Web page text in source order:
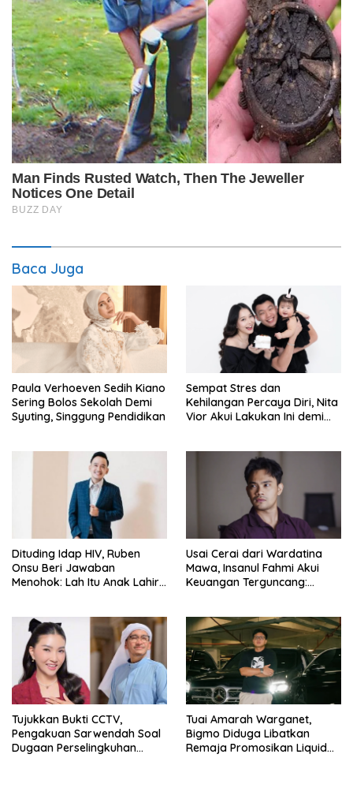
Baca Juga
Paula Verhoeven Sedih Kiano
Sering Bolos Sekolah Demi
Syuting, Singgung Pendidikan
Sempat Stres dan
Kehilangan Percaya Diri, Nita
Vior Akui Lakukan Ini demi
Dituding Idap HIV, Ruben
Onsu Beri Jawaban
Menohok: Lah Itu Anak Lahir
Usai Cerai dari Wardatina
Mawa, Insanul Fahmi Akui
Keuangan Terguncang:
Tujukkan Bukti CCTV,
Pengakuan Sarwendah Soal
Dugaan Perselingkuhan
Tuai Amarah Warganet,
Bigmo Diduga Libatkan
Remaja Promosikan Liquid